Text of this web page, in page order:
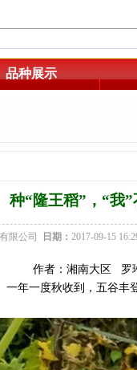
品种展示
种“隆王稻”，“我”
限公司 日期： 2017-09-15
作者：湘南大区 罗
年一度秋收到，五谷丰